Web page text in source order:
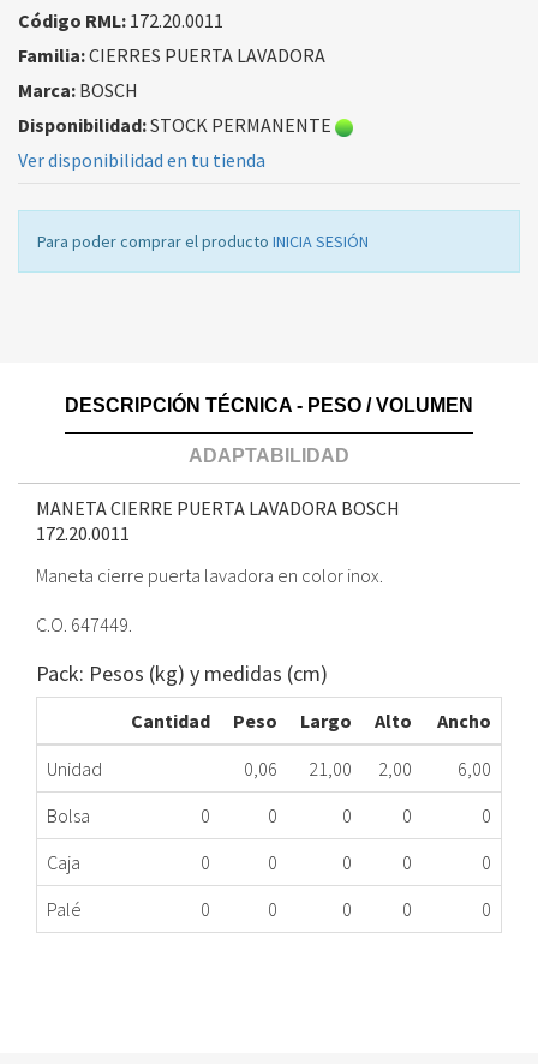
Código RML: 172.20.0011
Familia:CIERRES PUERTA LAVADORA
Marca: BOSCH
Disponibilidad:STOCK PERMANENTE
Ver disponibilidad en tu tienda
Para poder comprar el producto INICIA SESIÓN
DESCRIPCIÓN TÉCNICA - PESO / VOLUMEN
ADAPTABILIDAD
MANETA CIERRE PUERTA LAVADORA BOSCH
172.20.0011
Maneta cierre puerta lavadora en color inox.
C.O. 647449.
Pack: Pesos (kg) y medidas (cm)
Cantidad Peso Largo Alto
Ancho
Unidad
0,06 21,00 2,00
6,00
Bolsa
0 0 0 0
0
Caja
0 0 0 0
0
Palé
0 0 0 0 0